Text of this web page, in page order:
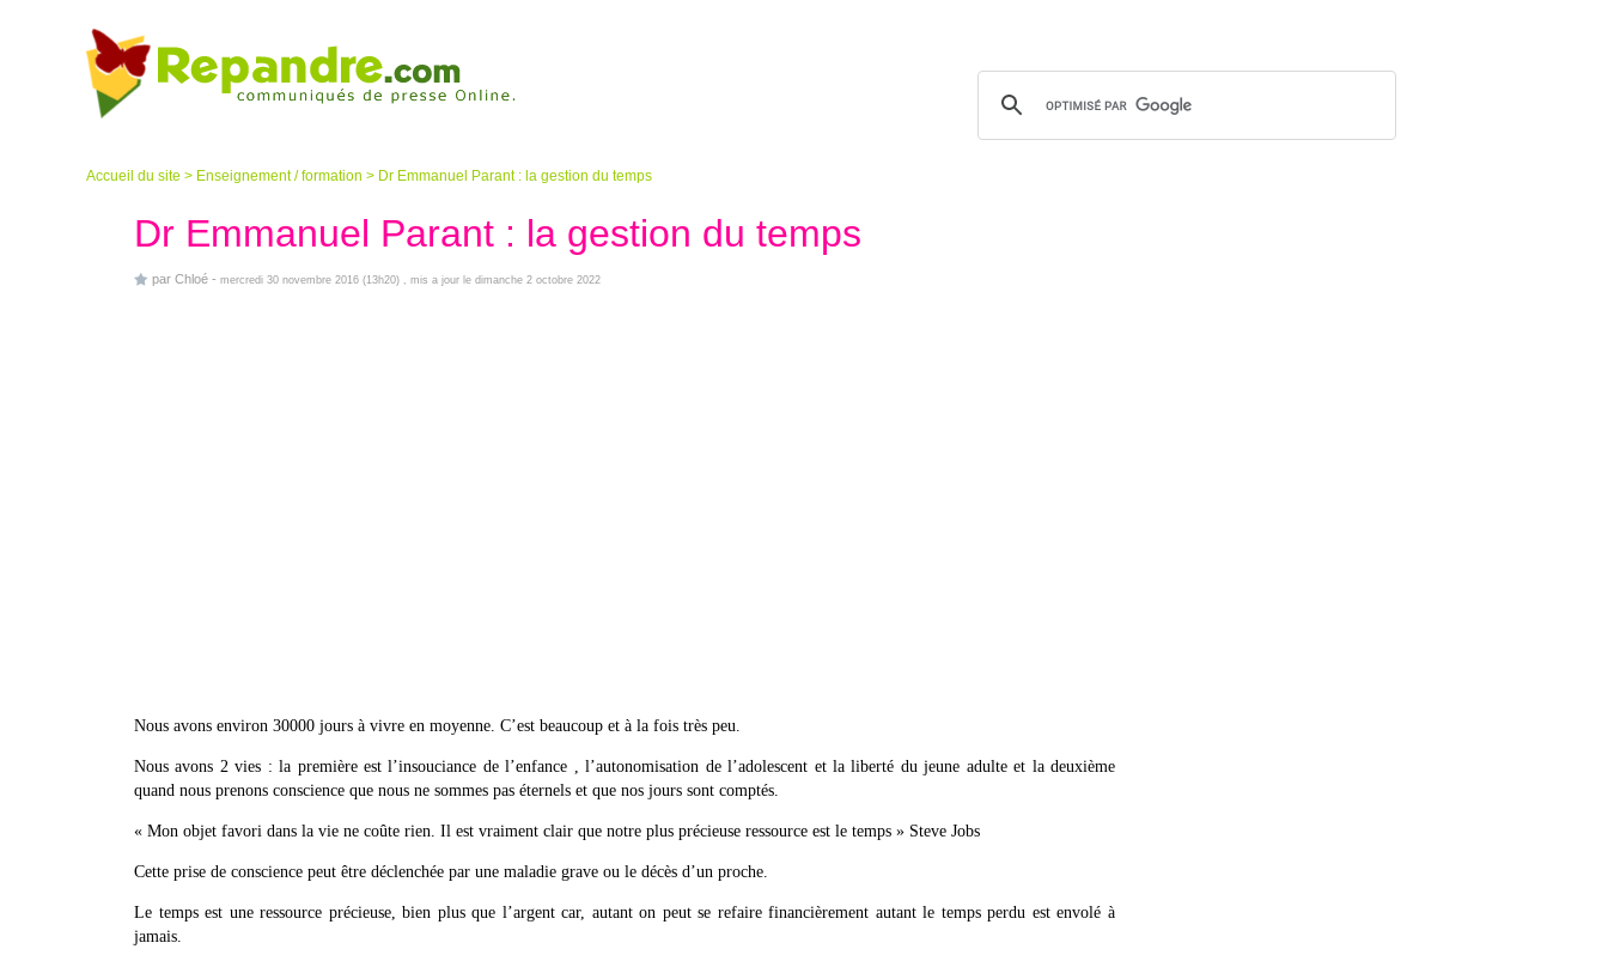
Accueil du site > Enseignement / formation > Dr Emmanuel Parant : la gestion du temps
Dr Emmanuel Parant : la gestion du temps
par Chloé - mercredi 30 novembre 2016 (13h20) , mis a jour le dimanche 2 octobre 2022
Nous avons environ 30000 jours à vivre en moyenne. C’est beaucoup et à la fois très peu.
Nous avons 2 vies : la première est l’insouciance de l’enfance , l’autonomisation de l’adolescent et la liberté du jeune adulte et la deuxième
quand nous prenons conscience que nous ne sommes pas éternels et que nos jours sont comptés.
« Mon objet favori dans la vie ne coûte rien. Il est vraiment clair que notre plus précieuse ressource est le temps » Steve Jobs
Cette prise de conscience peut être déclenchée par une maladie grave ou le décès d’un proche.
Le temps est une ressource précieuse, bien plus que l’argent car, autant on peut se refaire financièrement autant le temps perdu est envolé à
jamais.